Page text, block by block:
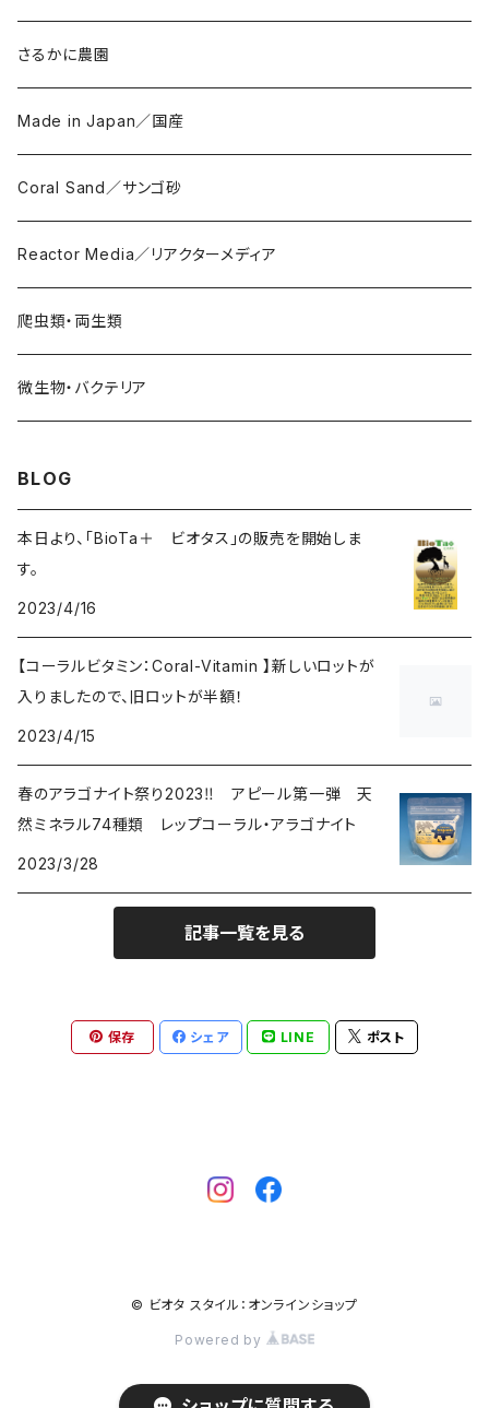
さるかに農園
Made in Japan／国産
Coral Sand／サンゴ砂
Reactor Media／リアクターメディア
爬虫類・両生類
微生物・バクテリア
BLOG
本日より、「BioTa＋ ビオタス」の販売を開始しま
す。
2023/4/16
【コーラルビタミン：Coral-Vitamin 】新しいロットが
入りましたので、旧ロットが半額！
2023/4/15
春のアラゴナイト祭り2023‼ アピール第一弾 天
然ミネラル74種類 レップコーラル・アラゴナイト
2023/3/28
記事一覧を見る
保存 シェア LINE ポスト
© ビオタ スタイル：オンラインショップ
Powered by